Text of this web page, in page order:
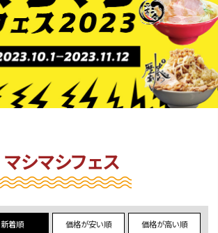
マシマシフェス
新着順 価格が安い順 価格が高い順
検索